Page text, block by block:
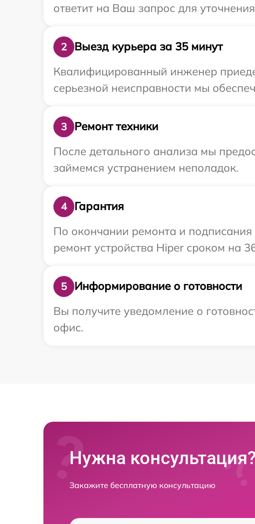
ответит на Ваш запрос для
2
Выезд курьера за 35 минут
Квалифицированный инженер
серьезной неисправности мы
3
Ремонт техники
После детального анализа мы
займемся устранением неполадок.
4
Гарантия
По окончании ремонта и
ремонт устройства Hiper сроком на
5
Информирование о готовности
Вы получите уведомление о
офис.
Нужна
Закажите бесплатную консультацию